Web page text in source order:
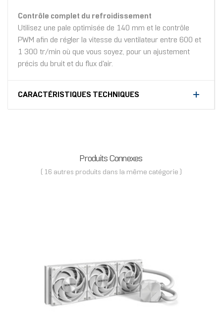
Contrôle complet du refroidissement
Utilisez une pale optimisée de 140 mm et le contrôle
PWM afin de régler la vitesse du ventilateur entre 600 et
1 300 tr/min où que vous soyez, pour un ajustement
précis du bruit et du flux d'air.
CARACTÉRISTIQUES TECHNIQUES
Produits Connexes
( 16 autres produits dans la même catégorie )